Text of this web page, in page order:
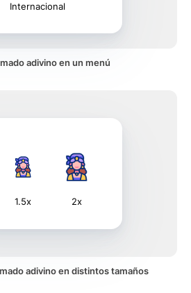
Internacional
adivino en un menú
1.5x 2x
adivino en distintos tamaños